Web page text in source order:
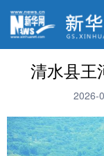
清水县王
2026-